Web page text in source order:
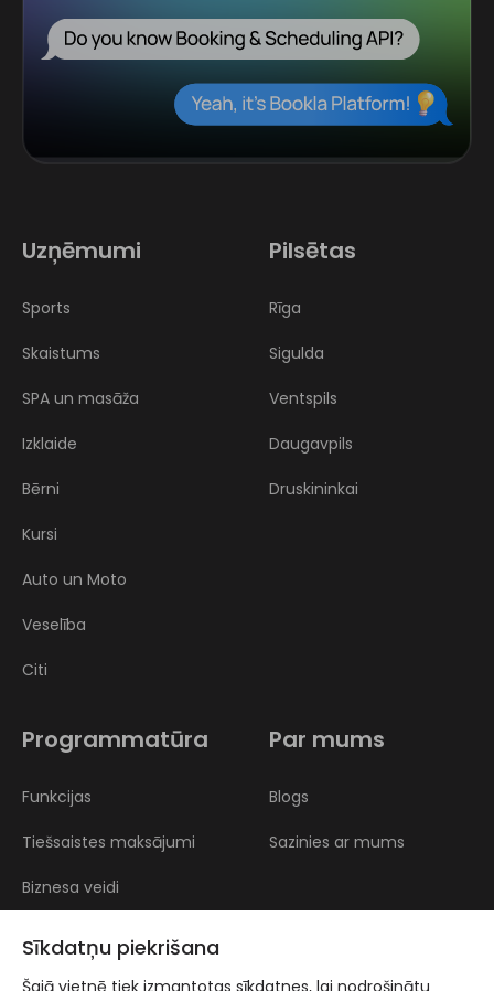
Sīkdatņu piekrišana
Šajā vietnē tiek izmantotas sīkdatnes, lai nodrošinātu
Uzņēmumi
Sports
Skaistums
SPA un masāža
Izklaide
Bērni
Kursi
Auto un Moto
Veselība
Citi
Pilsētas
Rīga
Sigulda
Ventspils
Daugavpils
Druskininkai
Programmatūra
Funkcijas
Tiešsaistes maksājumi
Biznesa veidi
Par mums
Blogs
Sazinies ar mums